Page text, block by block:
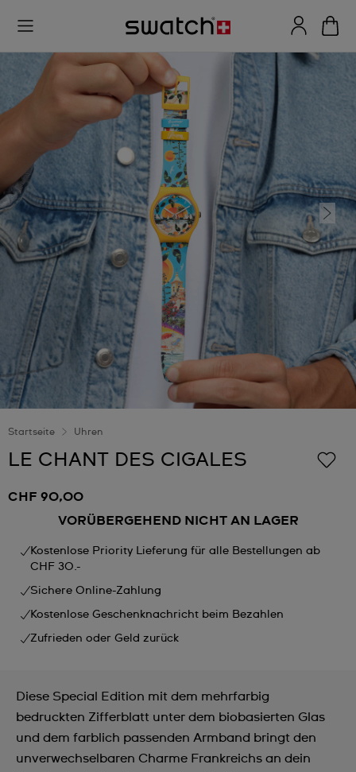
Startseite Uhren
LE CHANT DES CIGALES
CHF 90,00
VORÜBERGEHEND NICHT AN LAGER
Kostenlose Priority Lieferung für alle Bestellungen ab
CHF 30.-
Sichere Online-Zahlung
Kostenlose Geschenknachricht beim Bezahlen
Zufrieden oder Geld zurück
Diese Special Edition mit dem mehrfarbig
bedruckten Zifferblatt unter dem biobasierten Glas
und dem farblich passenden Armband bringt den
unverwechselbaren Charme Frankreichs an dein